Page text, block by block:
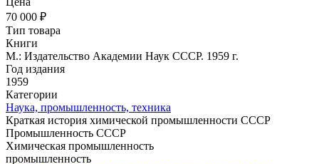
70 000 ₽
Тип товара
Книги
М.: Издательство Академии Наук СССР. 1959 г.
Год издания
1959
Категории
Наука, промышленность, техника
Краткая история химической промышленности СССР
Промышленность СССР
Химическая промышленность
промышленность